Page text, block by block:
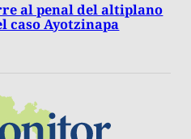
al penal del altiplano
caso Ayotzinapa